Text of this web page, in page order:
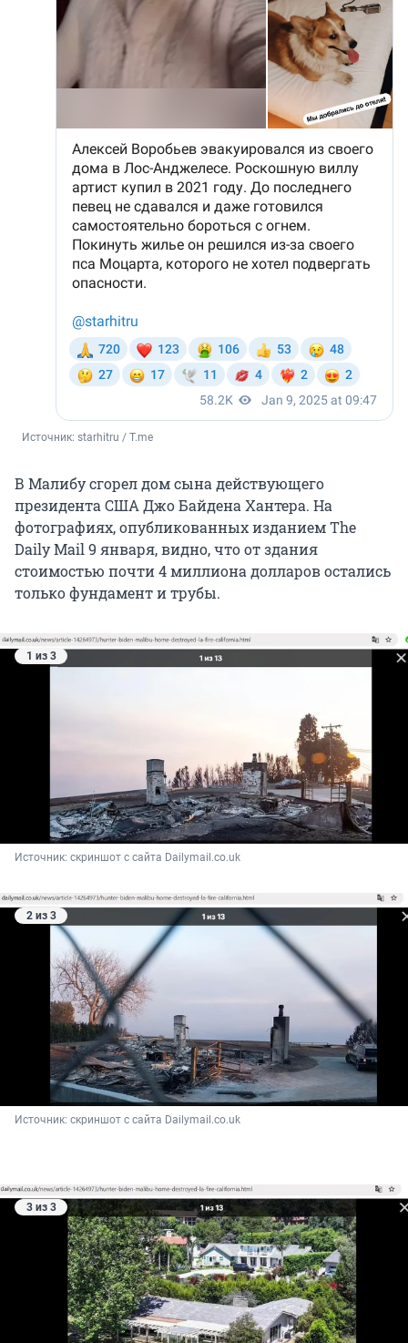
Источник: starhitru / T.me
В Малибу сгорел дом сына действующего
президента США Джо Байдена Хантера. На
фотографиях, опубликованных изданием The
Daily Mail 9 января, видно, что от здания
стоимостью почти 4 миллиона долларов остались
только фундамент и трубы.
1 из 3
Источник: скриншот с сайта Dailymail.co.uk
2 из 3
Источник: скриншот с сайта Dailymail.co.uk
3 из 3